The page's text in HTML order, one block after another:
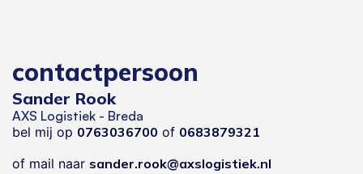
contactpersoon
Sander Rook
AXS Logistiek - Breda
bel mij op 0763036700 of 0683879321
of mail naar sander.rook@axslogistiek.nl